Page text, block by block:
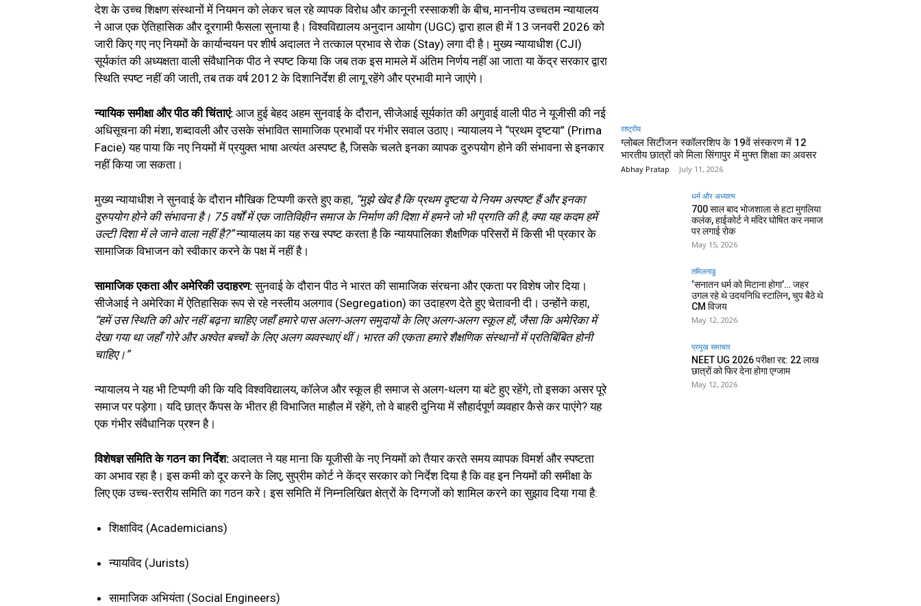
देश के उच्च शिक्षण संस्थानों में नियमन को लेकर चल रहे व्यापक विरोध और कानूनी रस्साकशी के बीच, माननीय उच्चतम न्यायालय
ने आज एक ऐतिहासिक और दूरगामी फैसला सुनाया है। विश्वविद्यालय अनुदान आयोग (UGC) द्वारा हाल ही में 13 जनवरी 2026 को
जारी किए गए नए नियमों के कार्यान्वयन पर शीर्ष अदालत ने तत्काल प्रभाव से रोक (Stay) लगा दी है। मुख्य न्यायाधीश (CJI)
सूर्यकांत की अध्यक्षता वाली संवैधानिक पीठ ने स्पष्ट किया कि जब तक इस मामले में अंतिम निर्णय नहीं आ जाता या केंद्र सरकार द्वारा
स्थिति स्पष्ट नहीं की जाती, तब तक वर्ष 2012 के दिशानिर्देश ही लागू रहेंगे और प्रभावी माने जाएंगे।
न्यायिक समीक्षा और पीठ की चिंताएं: आज हुई बेहद अहम सुनवाई के दौरान, सीजेआई सूर्यकांत की अगुवाई वाली पीठ ने यूजीसी की नई
अधिसूचना की मंशा, शब्दावली और उसके संभावित सामाजिक प्रभावों पर गंभीर सवाल उठाए। न्यायालय ने “प्रथम दृष्टया” (Prima
Facie) यह पाया कि नए नियमों में प्रयुक्त भाषा अत्यंत अस्पष्ट है, जिसके चलते इनका व्यापक दुरुपयोग होने की संभावना से इनकार
नहीं किया जा सकता।
मुख्य न्यायाधीश ने सुनवाई के दौरान मौखिक टिप्पणी करते हुए कहा, “मुझे खेद है कि प्रथम दृष्टया ये नियम अस्पष्ट हैं और इनका
दुरुपयोग होने की संभावना है। 75 वर्षों में एक जातिविहीन समाज के निर्माण की दिशा में हमने जो भी प्रगति की है, क्या यह कदम हमें
उल्टी दिशा में ले जाने वाला नहीं है?”न्यायालय का यह रुख स्पष्ट करता है कि न्यायपालिका शैक्षणिक परिसरों में किसी भी प्रकार के
सामाजिक विभाजन को स्वीकार करने के पक्ष में नहीं है।
सामाजिक एकता और अमेरिकी उदाहरण:सुनवाई के दौरान पीठ ने भारत की सामाजिक संरचना और एकता पर विशेष जोर दिया।
सीजेआई ने अमेरिका में ऐतिहासिक रूप से रहे नस्लीय अलगाव (Segregation) का उदाहरण देते हुए चेतावनी दी। उन्होंने कहा,
“हमें उस स्थिति की ओर नहीं बढ़ना चाहिए जहाँ हमारे पास अलग-अलग समुदायों के लिए अलग-अलग स्कूल हों, जैसा कि अमेरिका में
देखा गया था जहाँ गोरे और अश्वेत बच्चों के लिए अलग व्यवस्थाएं थीं। भारत की एकता हमारे शैक्षणिक संस्थानों में प्रतिबिंबित होनी
चाहिए।”
न्यायालय ने यह भी टिप्पणी की कि यदि विश्वविद्यालय, कॉलेज और स्कूल ही समाज से अलग-थलग या बंटे हुए रहेंगे, तो इसका असर पूरे
समाज पर पड़ेगा। यदि छात्र कैंपस के भीतर ही विभाजित माहौल में रहेंगे, तो वे बाहरी दुनिया में सौहार्दपूर्ण व्यवहार कैसे कर पाएंगे? यह
एक गंभीर संवैधानिक प्रश्न है।
विशेषज्ञ समिति के गठन का निर्देश: अदालत ने यह माना कि यूजीसी के नए नियमों को तैयार करते समय व्यापक विमर्श और स्पष्टता
का अभाव रहा है। इस कमी को दूर करने के लिए, सुप्रीम कोर्ट ने केंद्र सरकार को निर्देश दिया है कि वह इन नियमों की समीक्षा के
लिए एक उच्च-स्तरीय समिति का गठन करे। इस समिति में निम्नलिखित क्षेत्रों के दिग्गजों को शामिल करने का सुझाव दिया गया है:
शिक्षाविद (Academicians)
न्यायविद (Jurists)
सामाजिक अभियंता (Social Engineers)
राष्ट्रीय
ग्लोबल सिटीजन स्कॉलरशिप के 19वें संस्करण में 12
भारतीय छात्रों को मिला सिंगापुर में मुफ्त शिक्षा का अवसर
Abhay Pratap - July 11, 2026
धर्म और अध्यात्म
700 साल बाद भोजशाला से हटा मुगलिया
कलंक, हाईकोर्ट ने मंदिर घोषित कर नमाज
पर लगाई रोक
May 15, 2026
तमिलनाडु
‘सनातन धर्म को मिटाना होगा’… जहर
उगल रहे थे उदयनिधि स्टालिन, चुप बैठे थे
CM विजय
May 12, 2026
प्रमुख समाचार‎
NEET UG 2026 परीक्षा रद्द: 22 लाख
छात्रों को फिर देना होगा एग्जाम
May 12, 2026